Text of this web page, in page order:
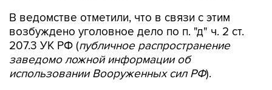
В ведомстве отметили, что в связи с этим
возбуждено уголовное дело по п. "д" ч. 2 ст.
207.3 УК РФ (публичное распространение
заведомо ложной информации об
использовании Вооруженных сил РФ).